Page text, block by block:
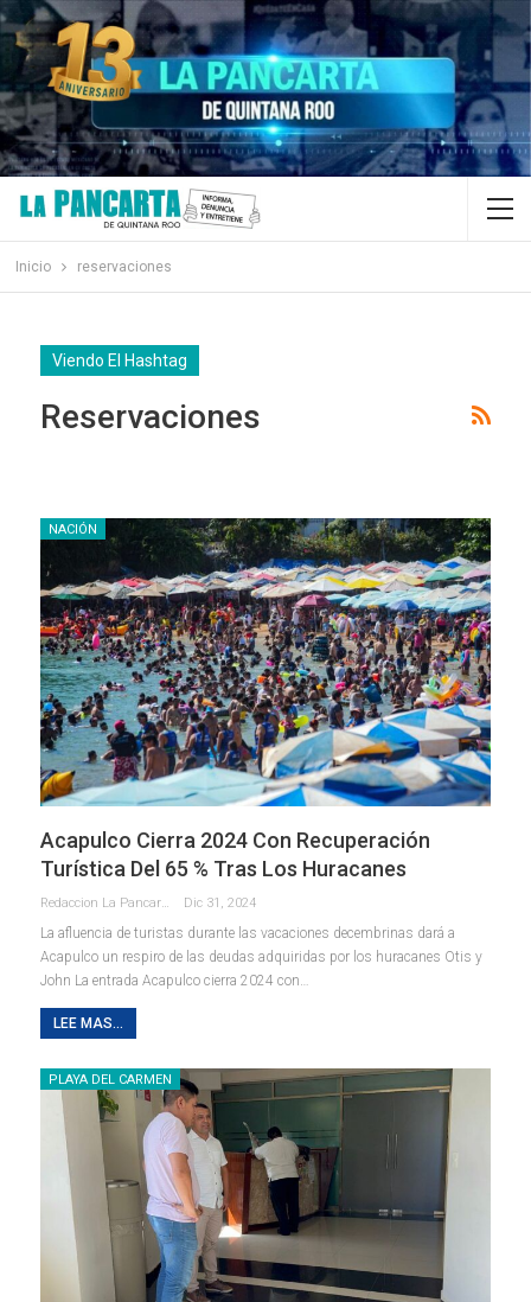
Inicio reservaciones
Viendo El Hashtag
Reservaciones
NACIÓN
Acapulco Cierra 2024 Con Recuperación
Turística Del 65 % Tras Los Huracanes
Redaccion La Pancarta De Quintana Roo Dic 31, 2024
La afluencia de turistas durante las vacaciones decembrinas dará a
Acapulco un respiro de las deudas adquiridas por los huracanes Otis y
John La entrada Acapulco cierra 2024 con…
LEE MAS...
PLAYA DEL CARMEN